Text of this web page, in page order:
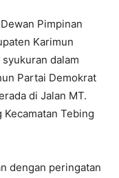
Pimpinan
Karimun
dalam
Partai Demokrat
di Jalan MT.
Kecamatan Tebing
dengan peringatan